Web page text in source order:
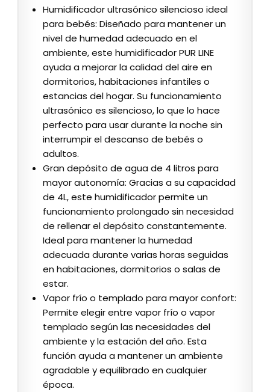
Humidificador ultrasónico silencioso ideal
para bebés: Diseñado para mantener un
nivel de humedad adecuado en el
ambiente, este humidificador PUR LINE
ayuda a mejorar la calidad del aire en
dormitorios, habitaciones infantiles o
estancias del hogar. Su funcionamiento
ultrasónico es silencioso, lo que lo hace
perfecto para usar durante la noche sin
interrumpir el descanso de bebés o
adultos.
Gran depósito de agua de 4 litros para
mayor autonomía: Gracias a su capacidad
de 4L, este humidificador permite un
funcionamiento prolongado sin necesidad
de rellenar el depósito constantemente.
Ideal para mantener la humedad
adecuada durante varias horas seguidas
en habitaciones, dormitorios o salas de
estar.
Vapor frío o templado para mayor confort:
Permite elegir entre vapor frío o vapor
templado según las necesidades del
ambiente y la estación del año. Esta
función ayuda a mantener un ambiente
agradable y equilibrado en cualquier
época.